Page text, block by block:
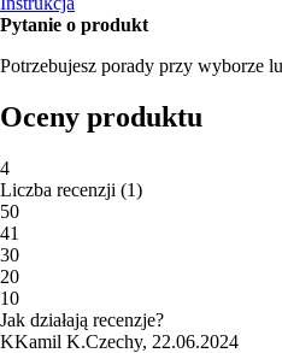
Pytanie o produkt
Potrzebujesz porady przy wyborze
Oceny produktu
4
Liczba recenzji (1)
50
41
30
20
10
Jak działają recenzje?
KKamil K.Czechy, 22.06.2024